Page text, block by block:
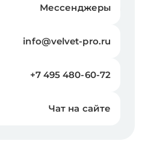
Мессенджеры
info@velvet-pro.ru
+7 495 480-60-72
Чат на сайте